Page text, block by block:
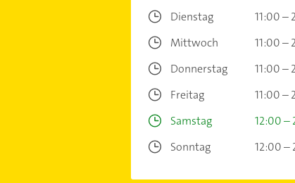
Dienstag
11:00 –
Mittwoch
11:00 –
Donnerstag
11:00 –
Freitag
11:00 –
Samstag
12:00 –
Sonntag
12:00 –